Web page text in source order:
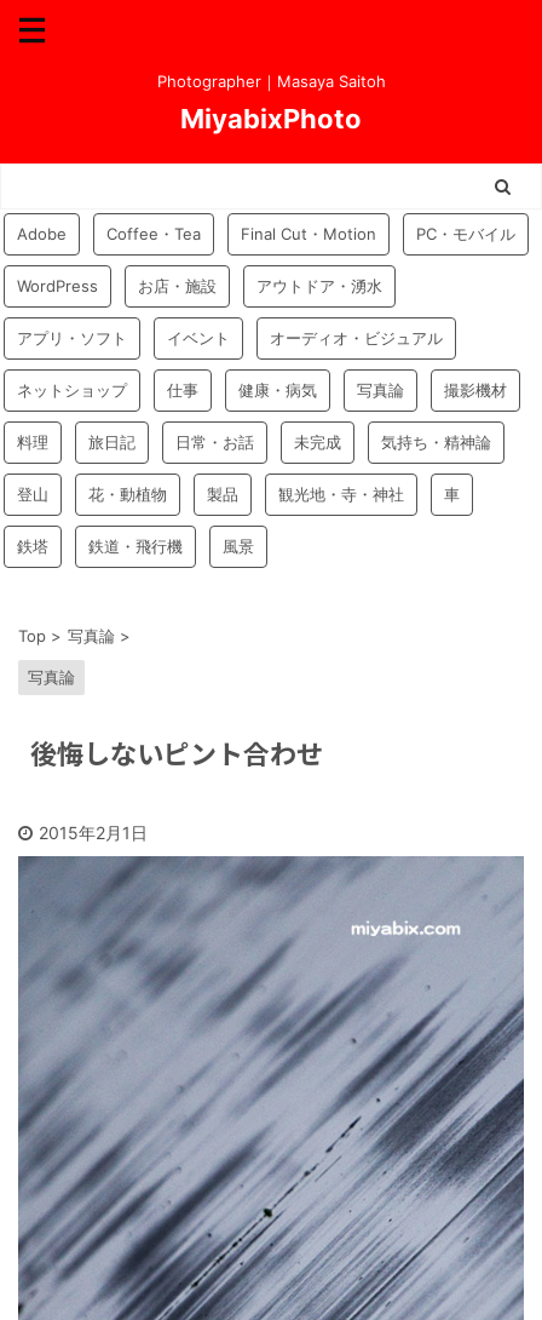
Photographer｜Masaya Saitoh
MiyabixPhoto
Adobe Coffee・Tea Final Cut・Motion PC・モバイル
WordPress お店・施設 アウトドア・湧水
アプリ・ソフト イベント オーディオ・ビジュアル
ネットショップ 仕事 健康・病気 写真論 撮影機材
料理 旅日記 日常・お話 未完成 気持ち・精神論
登山 花・動植物 製品 観光地・寺・神社 車
鉄塔 鉄道・飛行機 風景
Top > 写真論 >
写真論
後悔しないピント合わせ
2015年2月1日